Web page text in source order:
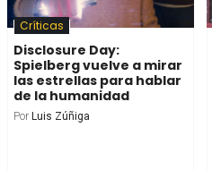
Críticas
Disclosure Day:
Spielberg vuelve a mirar
las estrellas para hablar
de la humanidad
Por Luis Zúñiga